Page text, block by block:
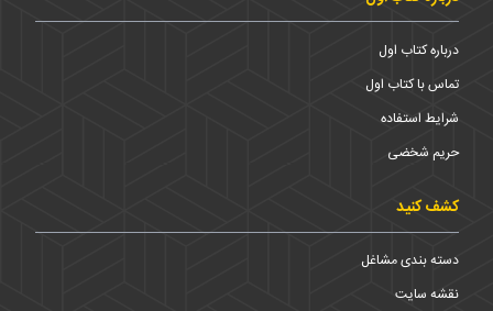
درباره کتاب اول
تماس با کتاب اول
شرایط استفاده
حریم شخضی
کشف کنید
دسته بندی مشاغل
نقشه سایت